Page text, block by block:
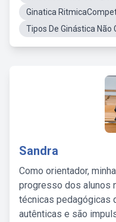
Ginatica
Tipos De Ginástica
Sandra
Como orientador,
progresso dos alunos
técnicas pedagógicas
autênticas e são